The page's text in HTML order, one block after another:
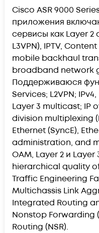
Cisco ASR 9000
приложения
сервисы как Layer 2
L3VPN), IPTV,
mobile backhaul
broadband network
Поддерживаюся
Services; L2VPN;
Layer 3 multicast; IP
division multiplexing
Ethernet (SyncE),
administration, and
OAM, Layer 2 и
hierarchical quality of
Traffic Engineering
Multichassis Link
Integrated Routing
Nonstop Forwarding
Routing (NSR).